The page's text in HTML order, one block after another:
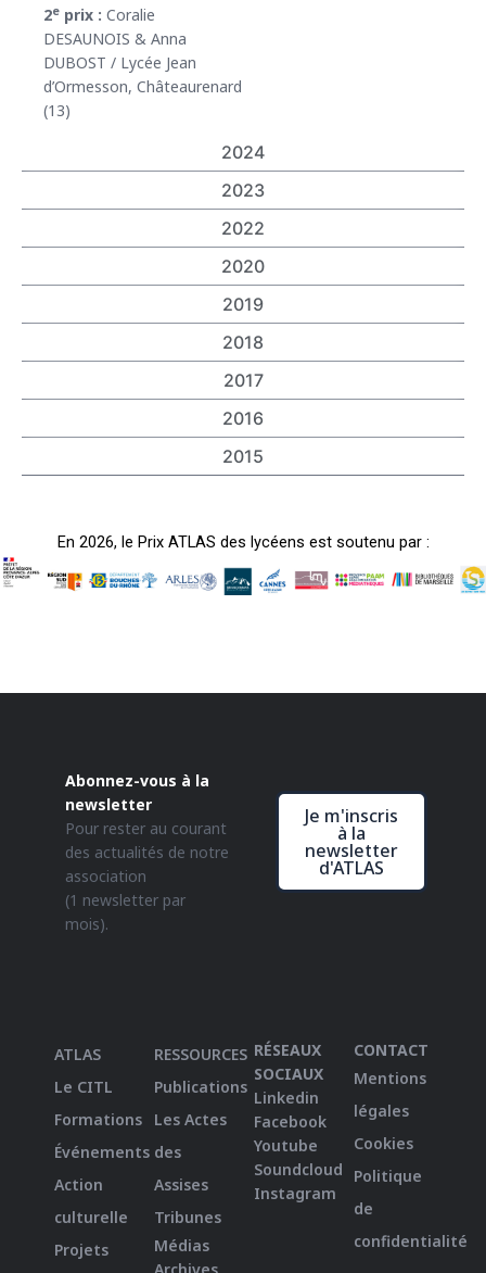
2024
2023
2022
2020
2019
2018
2017
2016
2015
2e prix : Coralie
DESAUNOIS & Anna
DUBOST / Lycée Jean
d’Ormesson, Châteaurenard
(13)
En 2026, le Prix ATLAS des lycéens est soutenu par :
Abonnez-vous à la
newsletter
Pour rester au courant
des actualités de notre
association
(1 newsletter par
mois).
Je m'inscris
à la
newsletter
d'ATLAS
ATLAS
Le CITL
Formations
Événements
Action
culturelle
Projets
RESSOURCES
Publications
Les Actes
des
Assises
Tribunes
Médias
RÉSEAUX
SOCIAUX
Linkedin
Facebook
Youtube
Soundcloud
Instagram
CONTACT
Mentions
légales
Cookies
Politique
de
confidentialité